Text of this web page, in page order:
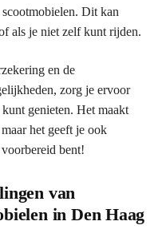
Dit kan
als je niet zelf kunt rijden.
en de
zorg je ervoor
genieten. Het maakt
het geeft je ook
bent!
van
in Den Haag